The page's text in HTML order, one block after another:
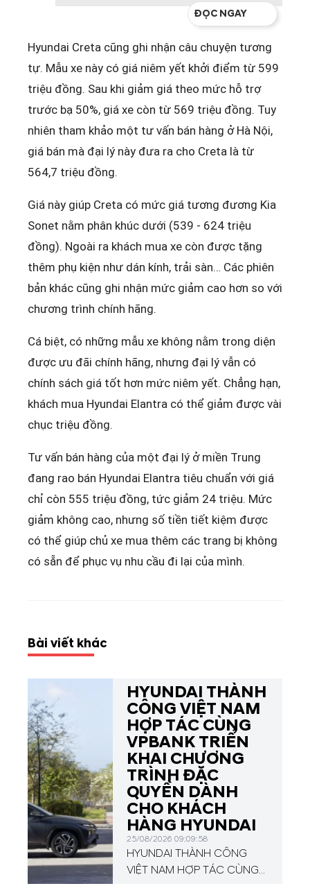
ĐỌC NGAY
Hyundai Creta cũng ghi nhận câu chuyện tương
tự. Mẫu xe này có giá niêm yết khởi điểm từ 599
triệu đồng. Sau khi giảm giá theo mức hỗ trợ
trước bạ 50%, giá xe còn từ 569 triệu đồng. Tuy
nhiên tham khảo một tư vấn bán hàng ở Hà Nội,
giá bán mà đại lý này đưa ra cho Creta là từ
564,7 triệu đồng.
Giá này giúp Creta có mức giá tương đương Kia
Sonet nằm phân khúc dưới (539 - 624 triệu
đồng). Ngoài ra khách mua xe còn được tặng
thêm phụ kiện như dán kính, trải sàn… Các phiên
bản khác cũng ghi nhận mức giảm cao hơn so với
chương trình chính hãng.
Cá biệt, có những mẫu xe không nằm trong diện
được ưu đãi chính hãng, nhưng đại lý vẫn có
chính sách giá tốt hơn mức niêm yết. Chẳng hạn,
khách mua Hyundai Elantra có thể giảm được vài
chục triệu đồng.
Tư vấn bán hàng của một đại lý ở miền Trung
đang rao bán Hyundai Elantra tiêu chuẩn với giá
chỉ còn 555 triệu đồng, tức giảm 24 triệu. Mức
giảm không cao, nhưng số tiền tiết kiệm được
có thể giúp chủ xe mua thêm các trang bị không
có sẵn để phục vụ nhu cầu đi lại của mình.
Bài viết khác
HYUNDAI THÀNH
CÔNG VIỆT NAM
HỢP TÁC CÙNG
VPBANK TRIỂN
KHAI CHƯƠNG
TRÌNH ĐẶC
QUYỀN DÀNH
CHO KHÁCH
HÀNG HYUNDAI
25/08/2026 09:09:58
HYUNDAI THÀNH CÔNG
VIỆT NAM HỢP TÁC CÙNG